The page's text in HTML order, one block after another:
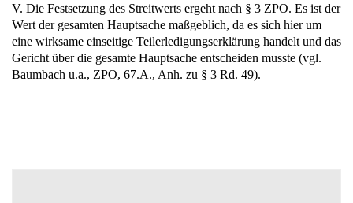
V. Die Festsetzung des Streitwerts ergeht nach § 3 ZPO. Es ist der
Wert der gesamten Hauptsache maßgeblich, da es sich hier um
eine wirksame einseitige Teilerledigungserklärung handelt und das
Gericht über die gesamte Hauptsache entscheiden musste (vgl.
Baumbach u.a., ZPO, 67.A., Anh. zu § 3 Rd. 49).